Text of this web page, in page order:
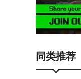
超过200个
同类推荐